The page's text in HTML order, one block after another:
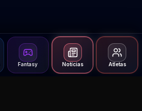
Fantasy Notícias Atletas